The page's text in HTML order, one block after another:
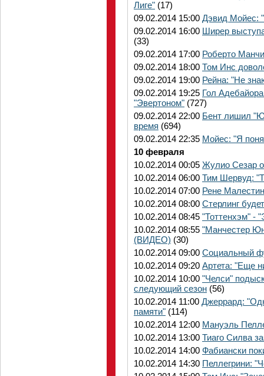
Лиге" (17)
09.02.2014 15:00 Дэвид Мойес:
09.02.2014 16:00 Ширер
(33)
09.02.2014 17:00 Роберто
09.02.2014 18:00 Том Инс
09.02.2014 19:00 Рейна: "Не
09.02.2014 19:25 Гол
"Эвертоном" (727)
09.02.2014 22:00 Бент лишил
время (694)
09.02.2014 22:35 Мойес: "Я
10 февраля
10.02.2014 00:05 Жулио Сезар
10.02.2014 06:00 Тим Шервуд:
10.02.2014 07:00 Рене
10.02.2014 08:00 Стерлинг
10.02.2014 08:45 "Тоттенхэм" -
10.02.2014 08:55 "Манчестер
(ВИДЕО) (30)
10.02.2014 09:00 Социальный
10.02.2014 09:20 Артета: "Еще
10.02.2014 10:00 "Челси"
следующий сезон (56)
10.02.2014 11:00 Джеррард:
памяти" (114)
10.02.2014 12:00 Мануэль
10.02.2014 13:00 Тиаго Силва
10.02.2014 14:00 Фабиански
10.02.2014 14:30 Пеллегрини: